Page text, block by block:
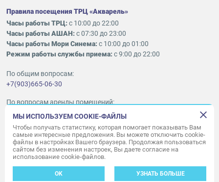
Правила посещения ТРЦ «Акварель»
Часы работы ТРЦ:с 10:00 до 22:00
Часы работы АШАН:с 07:30 до 23:00
Часы работы Мори Синема:с 10:00 до 01:00
Режим работы службы приема:с 9:00 до 22:00
По общим вопросам:
+7(903)665-06-30
По вопросам аренды помещений:
ukleykina@nhood.com
+7(903)665-98-78
© ООО «Акварель» 2010–2026.
Все права защищены
Создание сайта —
МЫ ИСПОЛЬЗУЕМ COOKIE-ФАЙЛЫ
Чтобы получать статистику, которая помогает показывать Вам
самые интересные предложения. Вы можете отключить cookie-
файлы в настройках Вашего браузера. Продолжая пользоваться
сайтом без изменения настроек, Вы даете согласие на
использование cookie-файлов.
OK УЗНАТЬ БОЛЬШЕ